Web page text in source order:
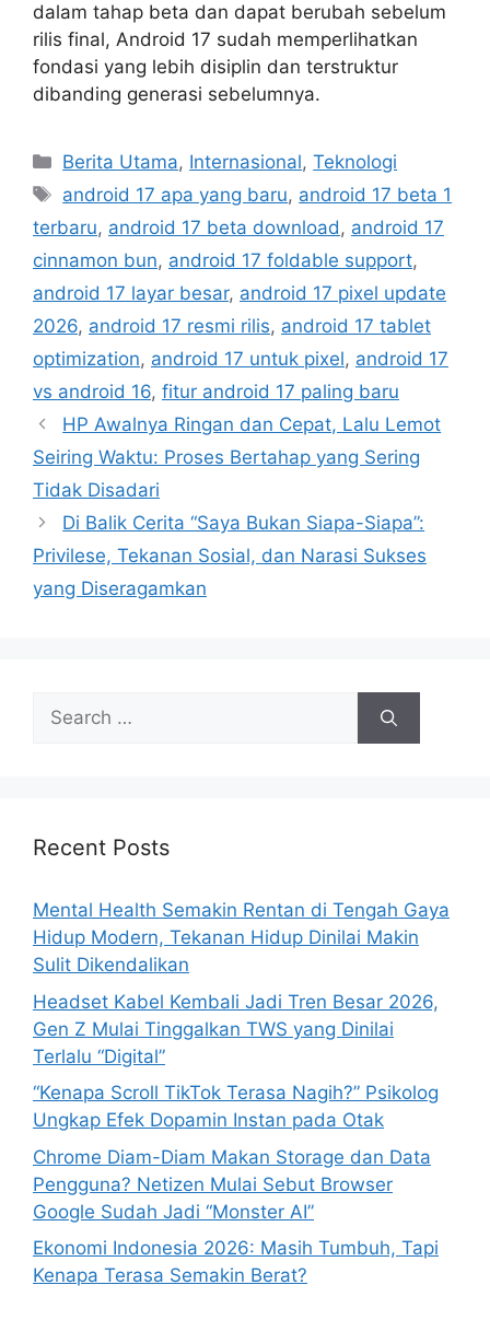
dalam tahap beta dan dapat berubah sebelum
rilis final, Android 17 sudah memperlihatkan
fondasi yang lebih disiplin dan terstruktur
dibanding generasi sebelumnya.
C
a
e
g
o
r
i
s
Berita Utama, Internasional,Teknologi
T
a
s
android 17 apa yang baru, android 17 beta 1
terbaru, android 17 beta download, android 17
cinnamon bun, android 17 foldable support,
android 17 layar besar, android 17 pixel update
2026, android 17 resmi rilis, android 17 tablet
optimization, android 17 untuk pixel, android 17
vs android 16, fitur android 17 paling baru
HP Awalnya Ringan dan Cepat, Lalu Lemot
Seiring Waktu: Proses Bertahap yang Sering
Tidak Disadari
Di Balik Cerita “Saya Bukan Siapa-Siapa”:
Privilese, Tekanan Sosial, dan Narasi Sukses
yang Diseragamkan
h
r
:
Recent Posts
Mental Health Semakin Rentan di Tengah Gaya
Hidup Modern, Tekanan Hidup Dinilai Makin
Sulit Dikendalikan
Headset Kabel Kembali Jadi Tren Besar 2026,
Gen Z Mulai Tinggalkan TWS yang Dinilai
Terlalu “Digital”
“Kenapa Scroll TikTok Terasa Nagih?” Psikolog
Ungkap Efek Dopamin Instan pada Otak
Chrome Diam-Diam Makan Storage dan Data
Pengguna? Netizen Mulai Sebut Browser
Google Sudah Jadi “Monster AI”
Ekonomi Indonesia 2026: Masih Tumbuh, Tapi
Kenapa Terasa Semakin Berat?